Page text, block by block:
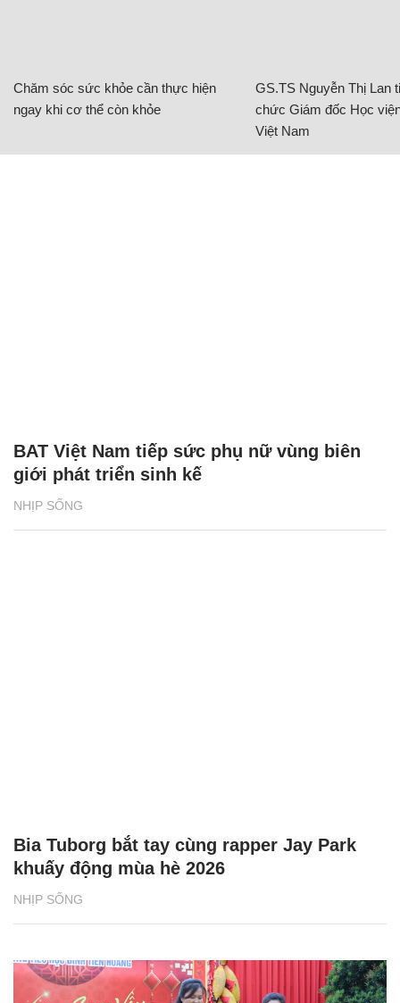
Chăm sóc sức khỏe cần thực hiện
ngay khi cơ thể còn khỏe
GS.TS Nguyễn Thị Lan
chức Giám đốc Học
Việt Nam
NHỊP SỐNG
BAT Việt Nam tiếp sức phụ nữ vùng biên
giới phát triển sinh kế
NHỊP SỐNG
Bia Tuborg bắt tay cùng rapper Jay Park
khuấy động mùa hè 2026